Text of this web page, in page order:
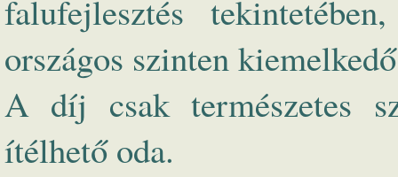
falufejlesztés
országos szinten
A díj csak természetes
ítélhető oda.